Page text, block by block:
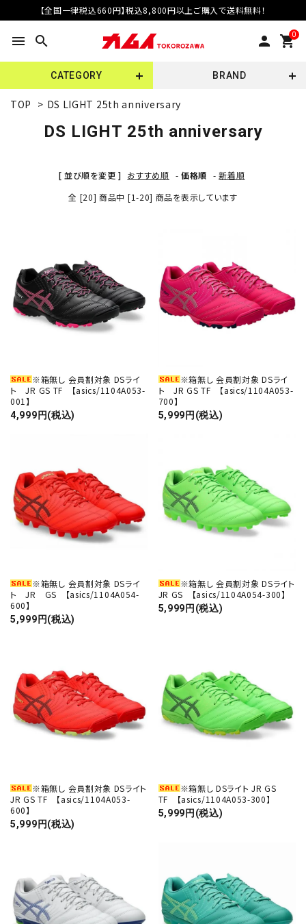
【全国一律税込660円】税込8,800円以上ご購入で送料無料！
menu search person 0
shopping_cart
CATEGORY BRAND
TOP > DS LIGHT 25th anniversary
DS LIGHT 25th anniversary
[ 並び順を変更 ] おすすめ順 - 価格順 -新着順
全 [20] 商品中 [1-20] 商品を表示しています
※箱無し 会員割対象 DSライ
ト JR GS TF 【asics/1104A053-
001】
4,999円(税込)
※箱無し 会員割対象 DSライ
ト JR GS TF 【asics/1104A053-
700】
5,999円(税込)
※箱無し 会員割対象 DSライ
ト JR GS 【asics/1104A054-
600】
5,999円(税込)
※箱無し 会員割対象 DSライト
JR GS 【asics/1104A054-300】
5,999円(税込)
※箱無し 会員割対象 DSライト
JR GS TF 【asics/1104A053-
600】
5,999円(税込)
※箱無し DSライト JR GS
TF 【asics/1104A053-300】
5,999円(税込)